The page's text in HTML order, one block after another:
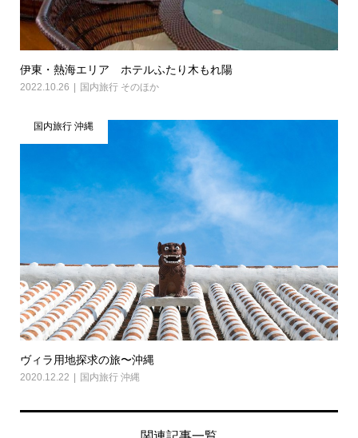
伊東・熱海エリア ホテルふたり木もれ陽
2022.10.26 国内旅行 そのほか
国内旅行 沖縄
ヴィラ用地探求の旅〜沖縄
2020.12.22 国内旅行 沖縄